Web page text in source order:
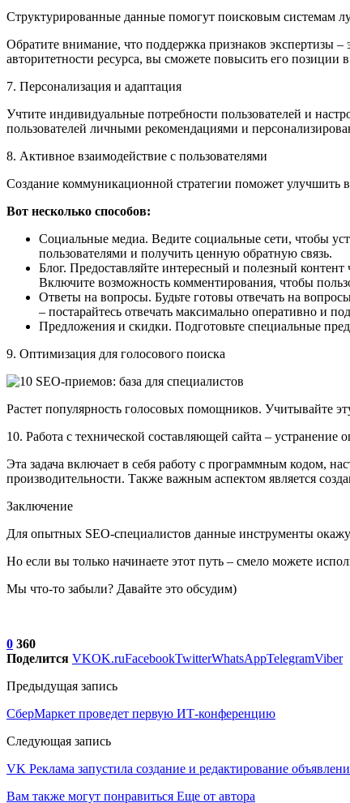
Структурированные данные помогут поисковым системам
Обратите внимание, что поддержка признаков экспертизы
авторитетности ресурса, вы сможете повысить его
7. Персонализация и адаптация
Учтите индивидуальные потребности пользователей и
пользователей личными рекомендациями и
8. Активное взаимодействие с пользователями
Создание коммуникационной стратегии поможет улучшить
Вот несколько способов:
Социальные медиа. Ведите социальные сети, чтобы
пользователями и получить ценную обратную связь.
Блог. Предоставляйте интересный и полезный контент
Включите возможность комментирования, чтобы
Ответы на вопросы. Будьте готовы отвечать на
– постарайтесь отвечать максимально оперативно и
Предложения и скидки. Подготовьте специальные
9. Оптимизация для голосового поиска
Растет популярность голосовых помощников. Учитывайте
10. Работа с технической составляющей сайта –
Эта задача включает в себя работу с программным кодом,
производительности. Также важным аспектом является
Заключение
Для опытных SEO-специалистов данные инструменты
Но если вы только начинаете этот путь – смело можете
Мы что-то забыли? Давайте это обсудим)
0 360
Поделится VKOK.ruFacebookTwitterWhatsAppTelegramViber
Предыдущая запись
СберМаркет проведет первую ИТ-конференцию
Следующая запись
VK Реклама запустила создание и редактирование
Вам также могут понравиться Еще от автора